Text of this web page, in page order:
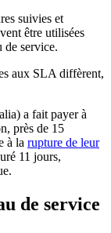
suivies et
être utilisées
de service.
aux SLA diffèrent,
a fait payer à
près de 15
à la rupture de leur
11 jours,
de service